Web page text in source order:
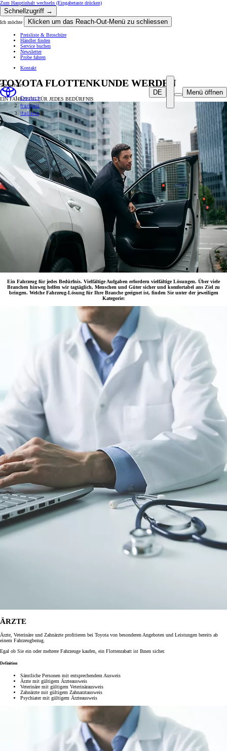
Zum Hauptinhalt wechseln (Eingabetaste drücken)
Schnellzugriff →
Ich möchte Klicken um das Reach-Out-Menü zu schliessen
Preisliste & Broschüre
Händler finden
Service buchen
Newsletter
Probe fahren
Kontakt
DE
Sprachen
Deutsch
français
italiano
Menü öffnen
TOYOTA FLOTTENKUNDE WERDEN
EIN FAHRZEUG FÜR JEDES BEDÜRFNIS
Ein Fahrzeug für jedes Bedürfnis. Vielfältige Aufgaben erfordern vielfältige Lösungen. Über viele
Branchen hinweg helfen wir tagtäglich, Menschen und Güter sicher und komfortabel ans Ziel zu
bringen. Welche Fahrzeug-Lösung für Ihre Branche geeignet ist, finden Sie unter der jeweiligen
Kategorie:
ÄRZTE
Ärzte, Veterinäre und Zahnärzte profitieren bei Toyota von besonderen Angeboten und Leistungen bereits ab
einem Fahrzeugbezug.
Egal ob Sie ein oder mehrere Fahrzeuge kaufen, ein Flottenrabatt ist Ihnen sicher.
Definition
Sämtliche Personen mit entsprechendem Ausweis
Ärzte mit gültigem Ärzteausweis
Veterinäre mit gültigem Veterinärausweis
Zahnärzte mit gültigem Zahnarztausweis
Psychiater mit gültigem Ärzteausweis